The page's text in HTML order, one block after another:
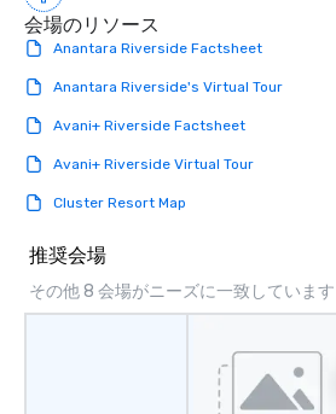
会場のリソース
Anantara Riverside Factsheet
Anantara Riverside's Virtual Tour
Avani+ Riverside Factsheet
Avani+ Riverside Virtual Tour
Cluster Resort Map
推奨会場
その他 8 会場がニーズに一致しています